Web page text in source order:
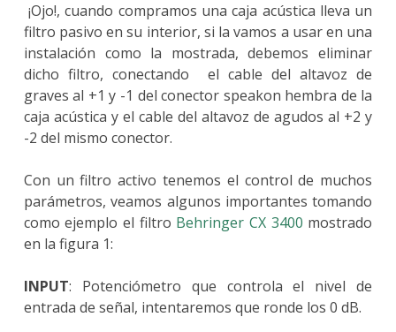
¡Ojo!, cuando compramos una caja acústica lleva un
filtro pasivo en su interior, si la vamos a usar en una
instalación como la mostrada, debemos eliminar
dicho filtro, conectando el cable del altavoz de
graves al +1 y -1 del conector speakon hembra de la
caja acústica y el cable del altavoz de agudos al +2 y
-2 del mismo conector.
Con un filtro activo tenemos el control de muchos
parámetros, veamos algunos importantes tomando
como ejemplo el filtro Behringer CX 3400 mostrado
en la figura 1:
INPUT: Potenciómetro que controla el nivel de
entrada de señal, intentaremos que ronde los 0 dB.